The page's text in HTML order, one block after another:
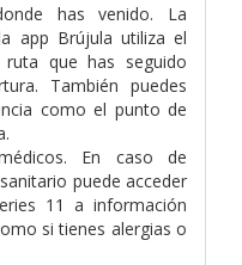
has venido. La
app Brújula utiliza el
que has seguido
También puedes
como el punto de
En caso de
puede acceder
11 a información
si tienes alergias o